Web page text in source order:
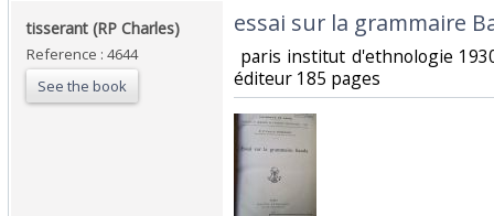
‎tisserant (RP Charles)‎
Reference : 4644
See the book
‎essai sur la grammaire
paris institut d'ethnologie
éditeur 185 pages‎